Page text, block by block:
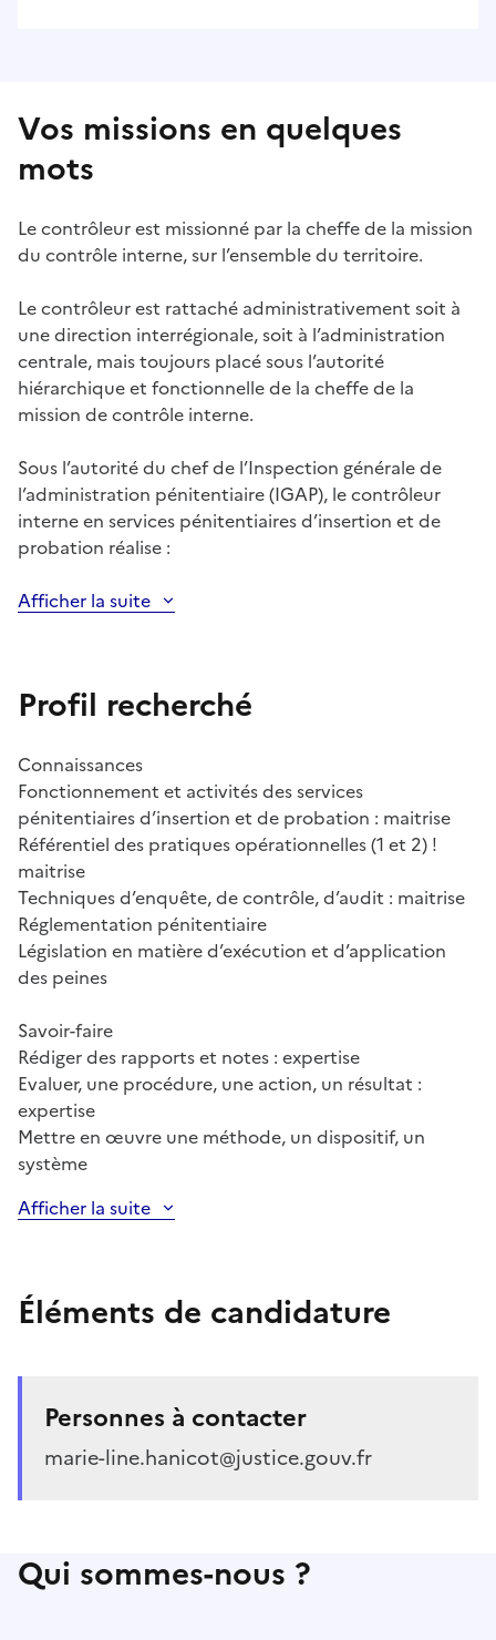
Vos missions en quelques
mots
Le contrôleur est missionné par la cheffe de la mission
du contrôle interne, sur l’ensemble du territoire.
Le contrôleur est rattaché administrativement soit à
une direction interrégionale, soit à l’administration
centrale, mais toujours placé sous l’autorité
hiérarchique et fonctionnelle de la cheffe de la
mission de contrôle interne.
Sous l’autorité du chef de l’Inspection générale de
l’administration pénitentiaire (IGAP), le contrôleur
interne en services pénitentiaires d’insertion et de
probation réalise :
Afficher la suite
Profil recherché
Connaissances
Fonctionnement et activités des services
pénitentiaires d’insertion et de probation : maitrise
Référentiel des pratiques opérationnelles (1 et 2) !
maitrise
Techniques d’enquête, de contrôle, d’audit : maitrise
Réglementation pénitentiaire
Législation en matière d’exécution et d’application
des peines
Savoir-faire
Rédiger des rapports et notes : expertise
Evaluer, une procédure, une action, un résultat :
expertise
Mettre en œuvre une méthode, un dispositif, un
système
Afficher la suite
Éléments de candidature
Personnes à contacter
marie-line.hanicot@justice.gouv.fr
Qui sommes-nous ?